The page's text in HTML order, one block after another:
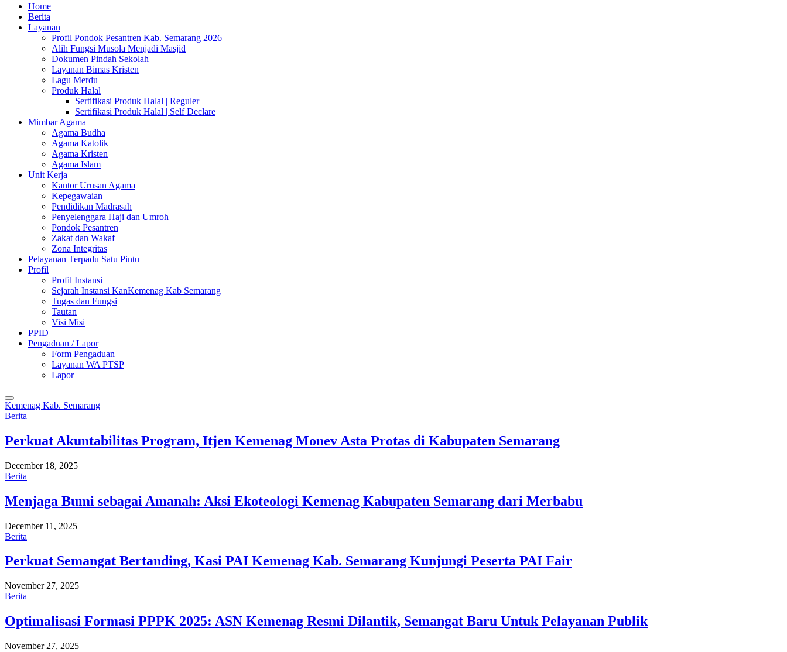
Home
Berita
Layanan
Profil Pondok Pesantren Kab. Semarang 2026
Alih Fungsi Musola Menjadi Masjid
Dokumen Pindah Sekolah
Layanan Bimas Kristen
Lagu Merdu
Produk Halal
Sertifikasi Produk Halal | Reguler
Sertifikasi Produk Halal | Self Declare
Mimbar Agama
Agama Budha
Agama Katolik
Agama Kristen
Agama Islam
Unit Kerja
Kantor Urusan Agama
Kepegawaian
Pendidikan Madrasah
Penyelenggara Haji dan Umroh
Pondok Pesantren
Zakat dan Wakaf
Zona Integritas
Pelayanan Terpadu Satu Pintu
Profil
Profil Instansi
Sejarah Instansi KanKemenag Kab Semarang
Tugas dan Fungsi
Tautan
Visi Misi
PPID
Pengaduan / Lapor
Form Pengaduan
Layanan WA PTSP
Lapor
Kemenag Kab. Semarang
Berita
Perkuat Akuntabilitas Program, Itjen Kemenag Monev Asta Protas di Kabupaten Semarang
December 18, 2025
Berita
Menjaga Bumi sebagai Amanah: Aksi Ekoteologi Kemenag Kabupaten Semarang dari Merbabu
December 11, 2025
Berita
Perkuat Semangat Bertanding, Kasi PAI Kemenag Kab. Semarang Kunjungi Peserta PAI Fair
November 27, 2025
Berita
Optimalisasi Formasi PPPK 2025: ASN Kemenag Resmi Dilantik, Semangat Baru Untuk Pelayanan Publik
November 27, 2025